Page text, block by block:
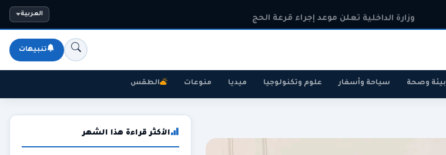
وزارة الداخلية تعلن موعد إجراء قرعة الحج العربية
تنبيهات
بيئة وصحة سياحة وأسفار علوم وتكنولوجيا ميديا منوعات الطقس
الأكثر قراءة هذا الشهر